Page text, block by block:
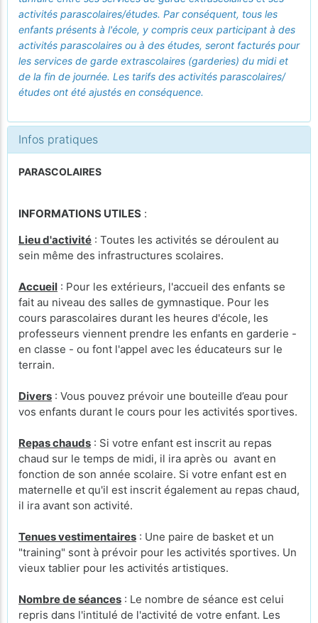
activités parascolaires/études. Par conséquent, tous les
enfants présents à l'école, y compris ceux participant à des
activités parascolaires ou à des études, seront facturés pour
les services de garde extrascolaires (garderies) du midi et
de la fin de journée. Les tarifs des activités parascolaires/
études ont été ajustés en conséquence.
Infos pratiques
PARASCOLAIRES
INFORMATIONS UTILES :
Lieu d'activité : Toutes les activités se déroulent au
sein même des infrastructures scolaires.
Accueil : Pour les extérieurs, l'accueil des enfants se
fait au niveau des salles de gymnastique. Pour les
cours parascolaires durant les heures d'école, les
professeurs viennent prendre les enfants en garderie -
en classe - ou font l'appel avec les éducateurs sur le
terrain.
Divers : Vous pouvez prévoir une bouteille d’eau pour
vos enfants durant le cours pour les activités sportives.
Repas chauds : Si votre enfant est inscrit au repas
chaud sur le temps de midi, il ira après ou avant en
fonction de son année scolaire. Si votre enfant est en
maternelle et qu'il est inscrit également au repas chaud,
il ira avant son activité.
Tenues vestimentaires : Une paire de basket et un
"training" sont à prévoir pour les activités sportives. Un
vieux tablier pour les activités artistiques.
Nombre de séances : Le nombre de séance est celui
repris dans l'intitulé de l'activité de votre enfant. Les